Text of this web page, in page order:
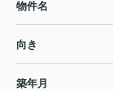
物件名
向き
築年月